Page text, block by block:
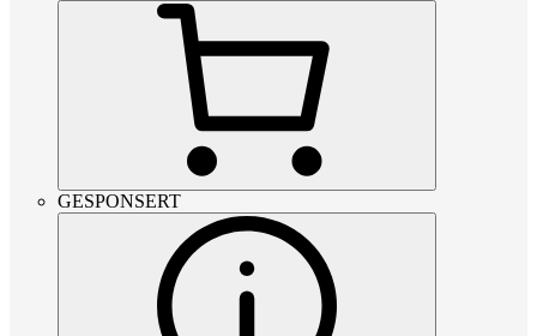
GESPONSERT